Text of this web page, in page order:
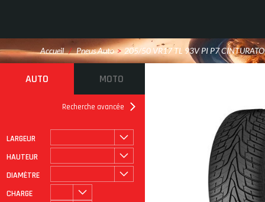
Accueil / Pneus Auto > 205/50 VR17 TL 93V PI P7 CINTURATO
AUTO MOTO
Recherche avancée
LARGEUR
HAUTEUR
DIAMÈTRE
CHARGE
ROULAGE À PLAT